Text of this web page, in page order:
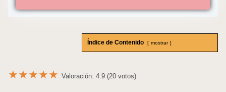
Índice de Contenido mostrar
★★★★★ Valoración: 4.9 (20 votos)